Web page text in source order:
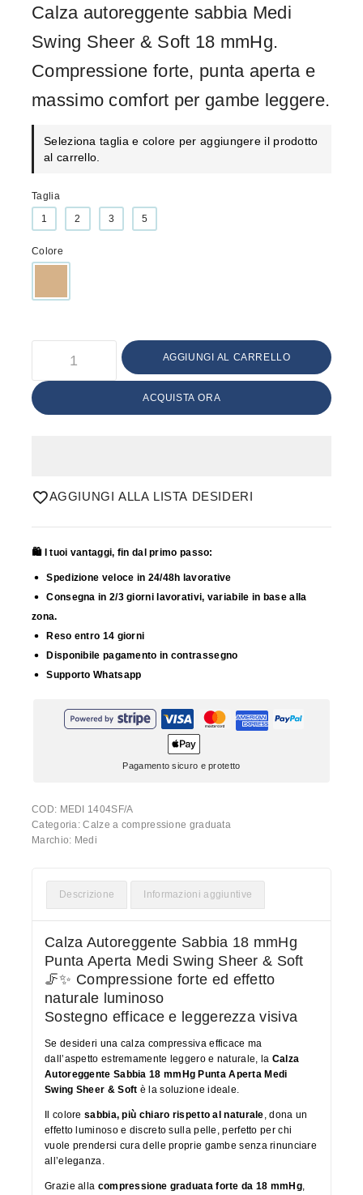
Calza autoreggente sabbia Medi
Swing Sheer & Soft 18 mmHg.
Compressione forte, punta aperta e
massimo comfort per gambe leggere.
Seleziona taglia e colore per aggiungere il prodotto
al carrello.
Taglia
1
2 3 5
Colore
AGGIUNGI AL CARRELLO
ACQUISTA ORA
AGGIUNGI ALLA LISTA DESIDERI
🛍️ I tuoi vantaggi, fin dal primo passo:
Spedizione veloce in 24/48h lavorative
Consegna in 2/3 giorni lavorativi, variabile in base alla
zona.
Reso entro 14 giorni
Disponibile pagamento in contrassegno
Supporto Whatsapp
Pagamento sicuro e protetto
COD: MEDI 1404SF/A
Categoria:Calze a compressione graduata
Marchio: Medi
Descrizione Informazioni aggiuntive
Calza Autoreggente Sabbia 18 mmHg
Punta Aperta Medi Swing Sheer & Soft
🦵✨ Compressione forte ed effetto
naturale luminoso
Sostegno efficace e leggerezza visiva
Se desideri una calza compressiva efficace ma
dall’aspetto estremamente leggero e naturale, la Calza
Autoreggente Sabbia 18 mmHg Punta Aperta Medi
Swing Sheer & Soft è la soluzione ideale.
Il colore sabbia, più chiaro rispetto al naturale, dona un
effetto luminoso e discreto sulla pelle, perfetto per chi
vuole prendersi cura delle proprie gambe senza rinunciare
all’eleganza.
Grazie alla compressione graduata forte da 18 mmHg,